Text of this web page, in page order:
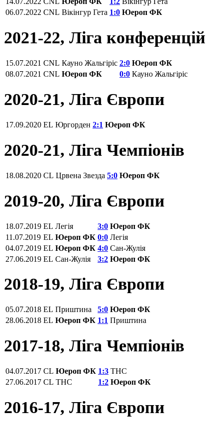
06.07.2022 CNL Вікінгур Гета 1:0 Юероп ФК
2021-22, Ліга конференцій
15.07.2021 СNL Кауно Жальгіріс 2:0 Юероп ФК
08.07.2021 СNL Юероп ФК 0:0 Кауно Жальгіріс
2020-21, Ліга Європи
17.09.2020 EL Юргорден 2:1 Юероп ФК
2020-21, Ліга Чемпіонів
18.08.2020 CL Црвена Звезда 5:0 Юероп ФК
2019-20, Ліга Європи
18.07.2019 EL Легія 3:0 Юероп ФК
11.07.2019 EL Юероп ФК 0:0 Легія
04.07.2019 EL Юероп ФК 4:0 Сан-Жулія
27.06.2019 EL Сан-Жулія 3:2 Юероп ФК
2018-19, Ліга Європи
05.07.2018 EL Приштина 5:0 Юероп ФК
28.06.2018 EL Юероп ФК 1:1 Приштина
2017-18, Ліга Чемпіонів
04.07.2017 CL Юероп ФК 1:3 ТНС
27.06.2017 CL ТНС 1:2 Юероп ФК
2016-17, Ліга Європи